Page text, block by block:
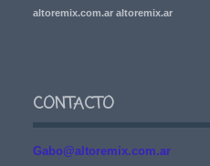
altoremix.com.ar altoremix.ar
CONTACTO
Gabo@altoremix.com.ar